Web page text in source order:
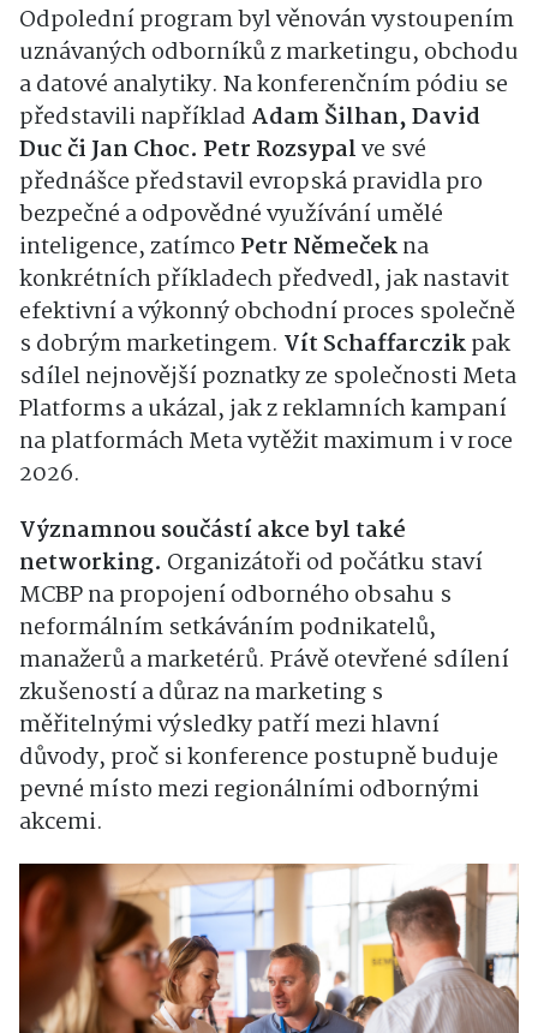
Odpolední program byl věnován vystoupením
uznávaných odborníků z marketingu, obchodu
a datové analytiky. Na konferenčním pódiu se
představili například Adam Šilhan, David
Duc či Jan Choc. Petr Rozsypalve své
přednášce představil evropská pravidla pro
bezpečné a odpovědné využívání umělé
inteligence, zatímco Petr Němečekna
konkrétních příkladech předvedl, jak nastavit
efektivní a výkonný obchodní proces společně
s dobrým marketingem. Vít Schaffarczikpak
sdílel nejnovější poznatky ze společnosti Meta
Platforms a ukázal, jak z reklamních kampaní
na platformách Meta vytěžit maximum i v roce
2026.
Významnou součástí akce byl také
networking. Organizátoři od počátku staví
MCBP na propojení odborného obsahu s
neformálním setkáváním podnikatelů,
manažerů a marketérů. Právě otevřené sdílení
zkušeností a důraz na marketing s
měřitelnými výsledky patří mezi hlavní
důvody, proč si konference postupně buduje
pevné místo mezi regionálními odbornými
akcemi.